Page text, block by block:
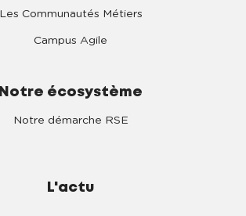
Les Communautés Métiers
Campus Agile
Notre écosystème
Notre démarche RSE
L'actu